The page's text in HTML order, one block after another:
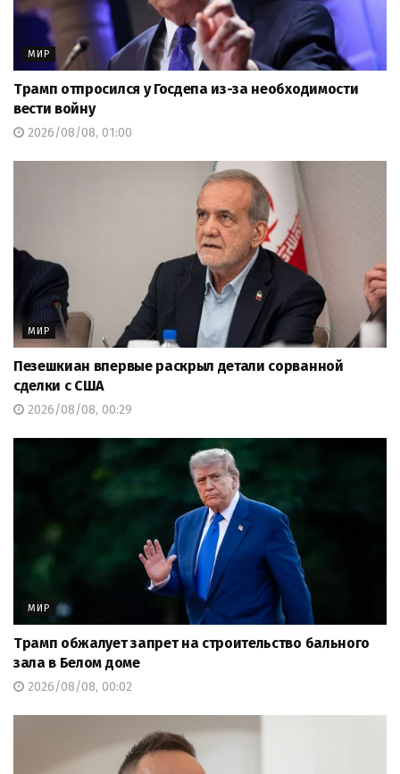
МИР
Трамп отпросился у Госдепа из-за необходимости
вести войну
2026/08/08, 01:00
МИР
Пезешкиан впервые раскрыл детали сорванной
сделки с США
2026/08/08, 00:29
МИР
Трамп обжалует запрет на строительство бального
зала в Белом доме
2026/08/08, 00:02